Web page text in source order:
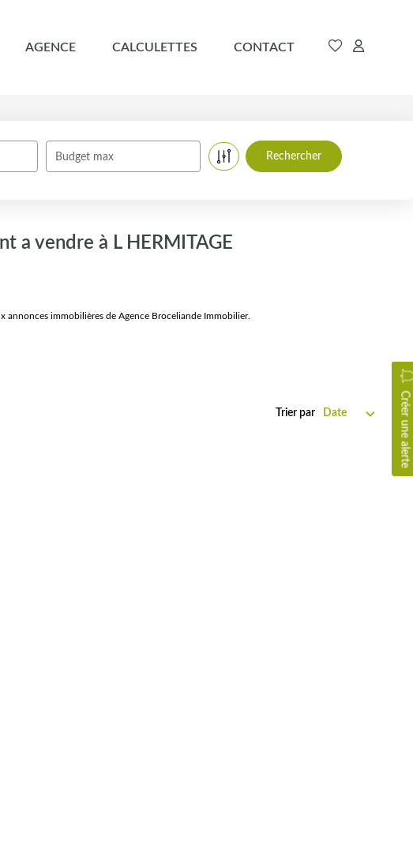
AGENCE CALCULETTES CONTACT
Budget max
a vendre à L HERMITAGE
annonces immobilières de Agence Broceliande Immobilier.
Créer une alerte
Trier par